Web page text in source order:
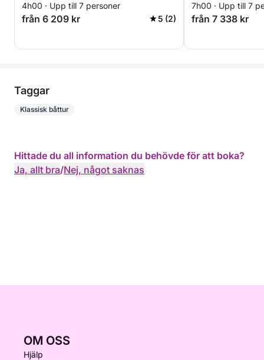
4h00 · Upp till 7 personer
från 6 209 kr 5 (2)
7h00 · Upp till 7
från 7 338 kr
Taggar
Klassisk båttur
Hittade du all information du behövde för att boka?
Ja, allt bra/Nej, något saknas
OM OSS
Hjälp